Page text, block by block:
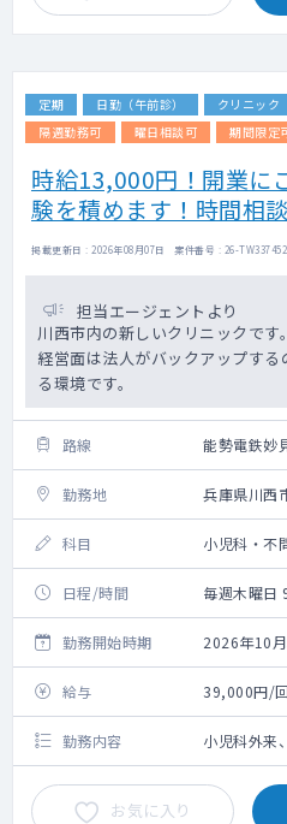
定期 日勤（午前診） クリニック
隔週勤務可
曜日相談可 期間限定
時給13,000円！開業に
験を積めます！時間相
掲載更新日 : 2026年08月07日 案件番号 : 26-TW337452
担当エージェントより
川西市内の新しいクリニックです。
経営面は法人がバックアップす
る環境です。
路線 能勢電鉄妙
勤務地 兵庫県川西
科目 小児科・不
日程/時間 毎週木曜日
勤務開始時期 2026年10
給与 39,000円/回
勤務内容 小児科外来
お気に入り